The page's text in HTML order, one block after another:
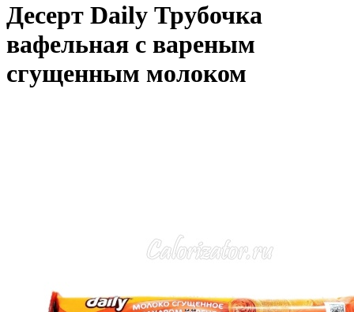
Десерт Daily Трубочка
вафельная с вареным
сгущенным молоком